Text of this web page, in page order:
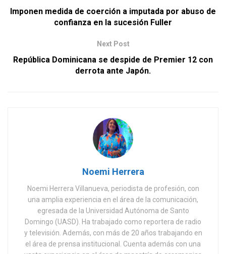
Imponen medida de coerción a imputada por abuso de
confianza en la sucesión Fuller
Next Post
República Dominicana se despide de Premier 12 con
derrota ante Japón.
Noemi Herrera
Noemi Herrera Villanueva, periodista de profesión, con
una amplia experiencia en el área de la comunicación,
egresada de la Universidad Autónoma de Santo
Domingo (UASD). Ha trabajado como reportera de radio
y televisión. Además, con más de 20 años trabajando en
el área de prensa institucional. Cuenta además con una